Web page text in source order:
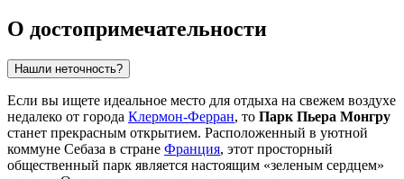
О достопримечательности
Нашли неточность?
Если вы ищете идеальное место для отдыха на свежем воздухе
недалеко от города Клермон-Ферран, то Парк Пьера Монгру
станет прекрасным открытием. Расположенный в уютной
коммуне Себаза в стране Франция, этот просторный
общественный парк является настоящим «зеленым сердцем»